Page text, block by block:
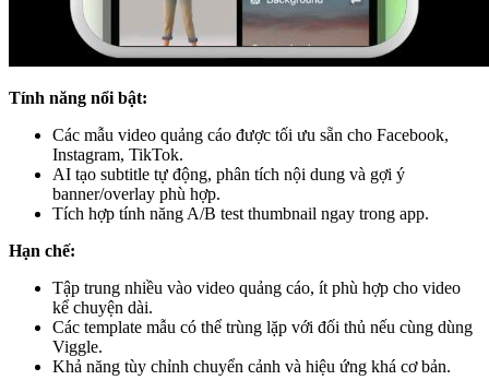
Tính năng nổi bật:
Các mẫu video quảng cáo được tối ưu sẵn cho Facebook,
Instagram, TikTok.
AI tạo subtitle tự động, phân tích nội dung và gợi ý
banner/overlay phù hợp.
Tích hợp tính năng A/B test thumbnail ngay trong app.
Hạn chế:
Tập trung nhiều vào video quảng cáo, ít phù hợp cho video
kể chuyện dài.
Các template mẫu có thể trùng lặp với đối thủ nếu cùng dùng
Viggle.
Khả năng tùy chỉnh chuyển cảnh và hiệu ứng khá cơ bản.